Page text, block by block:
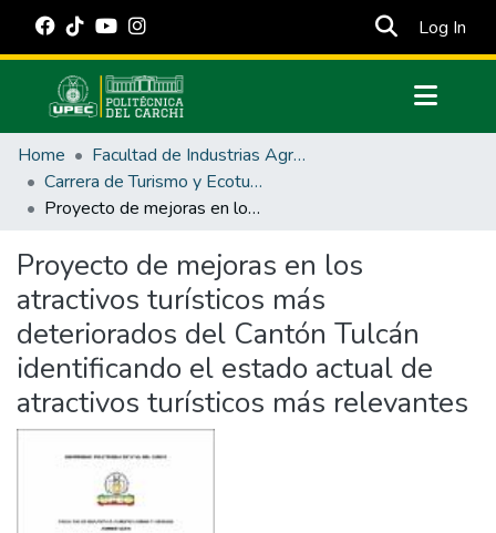
Log In
Communities & Collections
All of DSpace
Statistics
Estadísticas Externas
Manuales
Home
Facultad de Industrias Agropecuarias y Ciencias Ambientales
Carrera de Turismo y Ecoturimo
Proyecto de mejoras en los atractivos turísticos más deteriorados del Cantón Tulcán identificando el estado actual de atractivos turísticos más relevantes
Proyecto de mejoras en los
atractivos turísticos más
deteriorados del Cantón Tulcán
identificando el estado actual de
atractivos turísticos más relevantes